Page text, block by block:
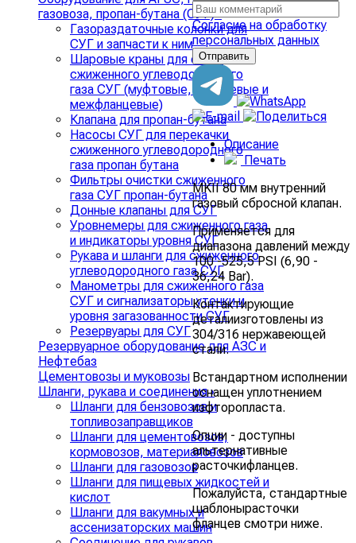
газовоза, пропан-бутана (СУГ)›
Газораздаточные колонки для
СУГ и запчасти к ним
Шаровые краны для слива
сжиженного углеводородного
газа СУГ (муфтовые, фланцевые и
межфланцевые)
Клапана для пропан-бутана
Насосы СУГ для перекачки
сжиженного углеводородного
газа пропан бутана
Фильтры очистки сжиженного
газа СУГ пропан-бутана
Донные клапаны для СУГ
Уровнемеры для сжиженного газа
и индикаторы уровня СУГ
Рукава и шланги для сжиженного
углеводородного газа СУГ
Манометры для сжиженного газа
СУГ и сигнализаторы утечки и
уровня загазованности СУГ
Резервуары для СУГ
Резервуарное оборудование для АЗС и
Нефтебаз
Цементовозы и муковозы
Шланги, рукава и соединения›
Шланги для бензовозов и
топливозаправщиков
Шланги для цементовозов,
кормовозов, материаловозов
Шланги для газовозов
Шланги для пищевых жидкостей и
кислот
Шланги для вакумных и
ассенизаторских машин
Согласие на обработку
персональных данных
Описание
Печать
MKII 80 мм внутренний
газовый сбросной клапан.
Применяется для
диапазона давлений между
100 -525,5 PSI (6,90 -
36,24 Bar).
Контактирующие
деталиизготовлены из
304/316 нержавеющей
стали.
Встандартном исполнении
оснащен уплотнением
изфторопласта.
Опции - доступны
альтернативные
расточкифланцев.
Пожалуйста, стандартные
шаблонырасточки
фланцев смотри ниже.